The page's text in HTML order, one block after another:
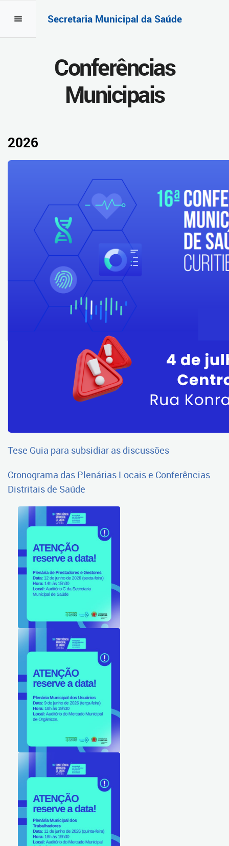
Secretaria Municipal da Saúde
Conferências
Municipais
2026
Tese Guia para subsidiar as discussões
Cronograma das Plenárias Locais e Conferências
Distritais de Saúde